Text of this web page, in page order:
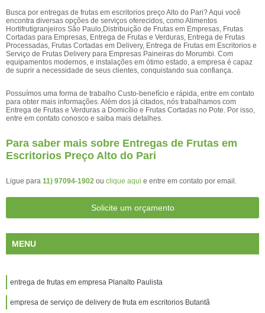
Busca por entregas de frutas em escritorios preço Alto do Pari? Aqui você
encontra diversas opções de serviços oferecidos, como Alimentos
Hortifrutigranjeiros São Paulo,Distribuição de Frutas em Empresas, Frutas
Cortadas para Empresas, Entrega de Frutas e Verduras, Entrega de Frutas
Processadas, Frutas Cortadas em Delivery, Entrega de Frutas em Escritorios e
Serviço de Frutas Delivery para Empresas Paineiras do Morumbi. Com
equipamentos modernos, e instalações em ótimo estado, a empresa é capaz
de suprir a necessidade de seus clientes, conquistando sua confiança.
Possuímos uma forma de trabalho Custo-benefício e rápida, entre em contato
para obter mais informações. Além dos já citados, nós trabalhamos com
Entrega de Frutas e Verduras a Domicílio e Frutas Cortadas no Pote. Por isso,
entre em contato conosco e saiba mais detalhes.
Para saber mais sobre Entregas de Frutas em
Escritorios Preço Alto do Pari
Ligue para 11) 97094-1902 ou clique aqui e entre em contato por email.
Solicite um orçamento
MENU
entrega de frutas em empresa Planalto Paulista
empresa de serviço de delivery de fruta em escritorios Butantã